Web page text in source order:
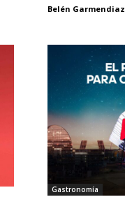
Belén Garmendiaz
Gastronomía